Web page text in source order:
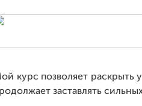
курс позволяет раскрыть
заставлять